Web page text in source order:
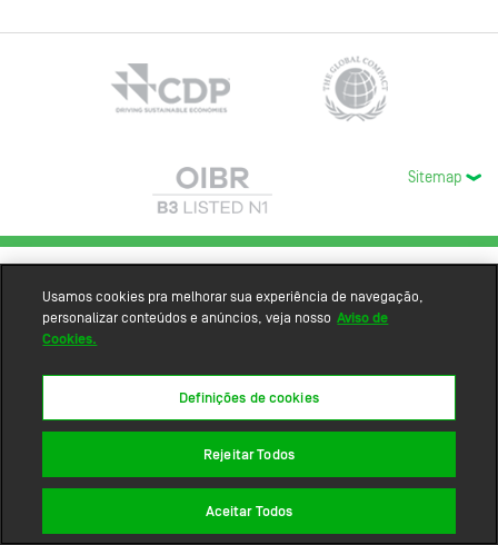
Sitemap
Usamos cookies pra melhorar sua experiência de navegação,
personalizar conteúdos e anúncios, veja nosso Aviso de
Cookies.
Definições de cookies
Rejeitar Todos
Aceitar Todos